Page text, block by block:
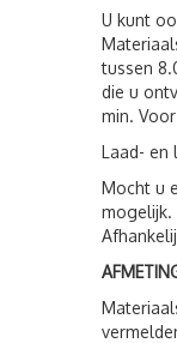
U kunt
tussen
die u
min.
Laad- en
Mocht u
mogelijk.